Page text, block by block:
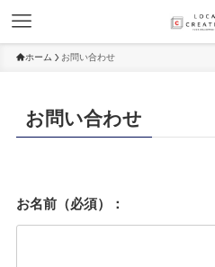
ホーム お問い合わせ
お問い合わせ
お名前（必須）：